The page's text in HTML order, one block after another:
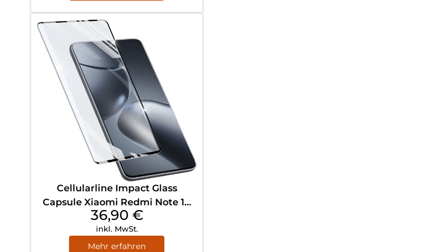
Cellularline Impact Glass
Capsule Xiaomi Redmi Note 14
Pro 5G / 14 Pro+ 5G Transparent
36,90 €
inkl. MwSt.
Mehr erfahren